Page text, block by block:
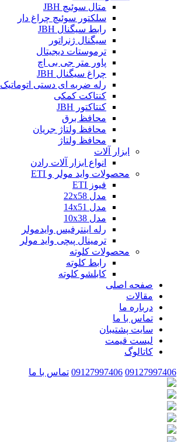
متال سوئیچ JBH
سلکتور سوئیچ چراغ دار
رابط سیگنال JBH
سیگنال ژنراتور
ترموستات دیجیتال
پاور متر جی بی اچ
چراغ سیگنال JBH
رله ضربه ای دستی اتوماتیک
کنتاکت کمکی
کنتاکتور JBH
محافظ برق
محافظ ولتاژ جریان
محافظ ولتاژ
ابزار آلات
انواع ابزار آلات رادن
محصولات واید مولر و ETI
فیوز ETI
مدل 22x58
مدل 14x51
مدل 10x38
رله اینترفیس وایدمولر
ترمینال پیچی واید مولر
محصولات کلوته
رابط کلوته
کابلشو کلوته
صفحه اصلی
مقالات
درباره ما
تماس با ما
سایت پشتیبان
لیست قیمت
کاتالوگ
09127997406
09127997406 تماس با ما